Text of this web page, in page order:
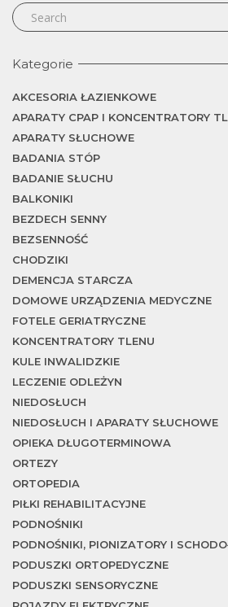
Kategorie
AKCESORIA ŁAZIENKOWE
APARATY CPAP I KONCENTRATORY
APARATY SŁUCHOWE
BADANIA STÓP
BADANIE SŁUCHU
BALKONIKI
BEZDECH SENNY
BEZSENNOŚĆ
CHODZIKI
DEMENCJA STARCZA
DOMOWE URZĄDZENIA MEDYCZNE
FOTELE GERIATRYCZNE
KONCENTRATORY TLENU
KULE INWALIDZKIE
LECZENIE ODLEŻYN
NIEDOSŁUCH
NIEDOSŁUCH I APARATY SŁUCHOWE
OPIEKA DŁUGOTERMINOWA
ORTEZY
ORTOPEDIA
PIŁKI REHABILITACYJNE
PODNOŚNIKI
PODNOŚNIKI, PIONIZATORY I
PODUSZKI ORTOPEDYCZNE
PODUSZKI SENSORYCZNE